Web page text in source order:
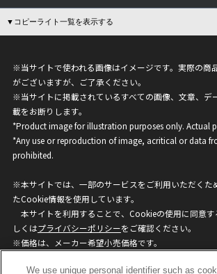
▼コピーライト一覧を表示する
※当サイトで使われる画像はイメージです。実際の商
がございますが、ご了承ください。
※当サイトに掲載されているすべての画像、文章、デ
載をお断りします。
*Product image for illustration purposes only. Actual
*Any use or reproduction of image, acritical or data
prohibited.
※本サイトでは、一部のサービスをご利用いただくた
たCookie情報を使用しています。
本サイトを利用することで、Cookieの使用に同意
しくはプライバシーポリシーをご確認ください。
※価格は、メーカー希望小売価格です。
ざいますのでご了承ください。
We use unique personal identifier such as